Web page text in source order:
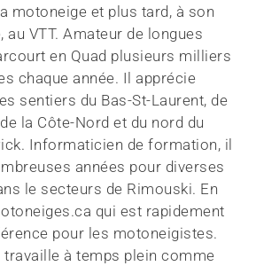
motoneige et plus tard, à son
au VTT. Amateur de longues
en Quad plusieurs milliers
chaque année. Il apprécie
sentiers du Bas-St-Laurent, de
la Côte-Nord et du nord du
Informaticien de formation, il
années pour diverses
le secteurs de Rimouski. En
qui est rapidement
pour les motoneigistes.
travaille à temps plein comme